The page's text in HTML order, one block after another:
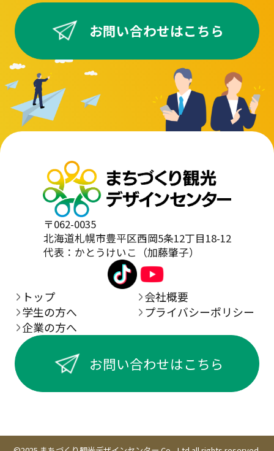
お問い合わせはこちら
〒062-0035
北海道札幌市豊平区西岡5条12丁目18-12
代表：かとうけいこ（加藤肇子）
トップ
学生の方へ
企業の方へ
会社概要
プライバシーポリシー
お問い合わせはこちら